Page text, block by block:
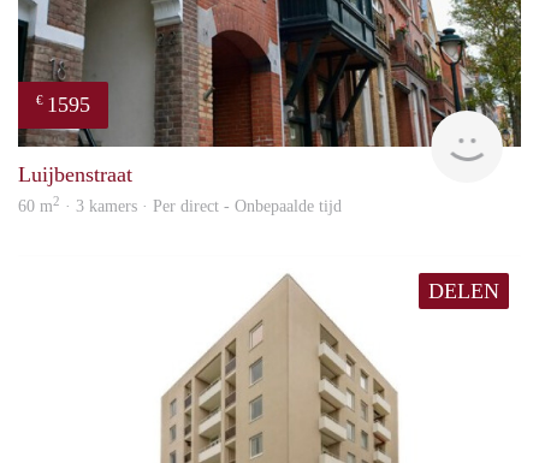
€ 1595
Next
Luijbenstraat
60 m2 · 3 kamers · Per direct - Onbepaalde tijd
DELEN